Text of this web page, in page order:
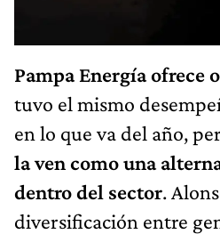
Pampa Energía ofrece
tuvo el mismo
en lo que va del año,
la ven como una
dentro del sector.
diversificación entre